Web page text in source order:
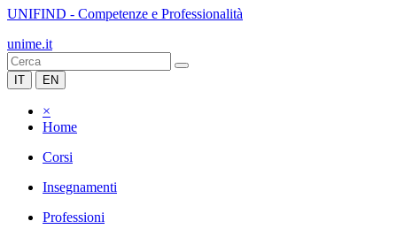
UNIFIND - Competenze e Professionalità
unime.it
IT EN
×
Home
Corsi
Insegnamenti
Professioni